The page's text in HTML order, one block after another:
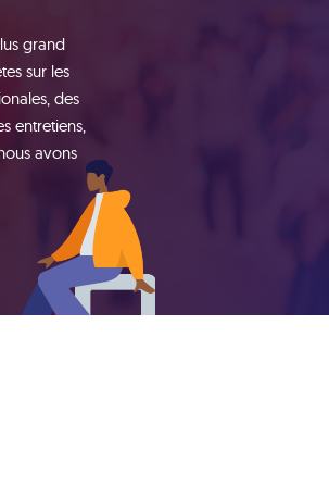
grand
sur les
des
entretiens,
avons